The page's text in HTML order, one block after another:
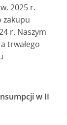
2025 r.
zakupu
r. Naszym
trwałego
w II